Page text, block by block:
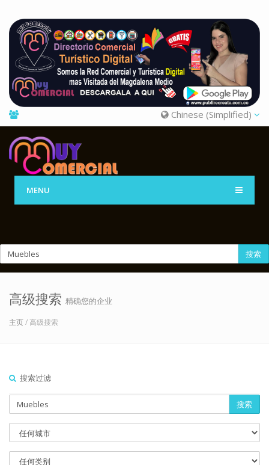
Chinese (Simplified)
MENU
搜索
高级搜索 精确您的企业
主页/ 高级搜索
搜索过滤
搜索